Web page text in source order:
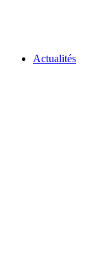
Actualités